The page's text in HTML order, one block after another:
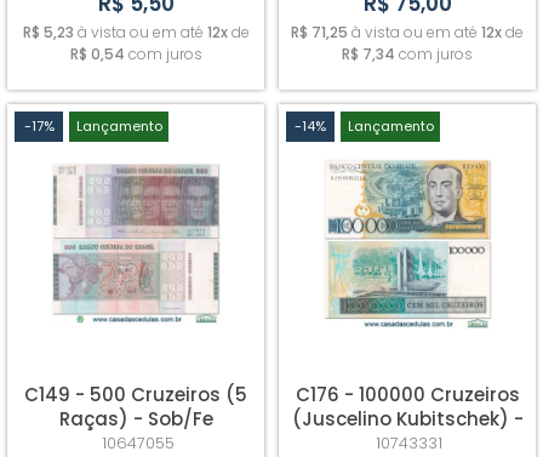
R$ 5,23 à vista ou em até 12xde
R$ 0,54 com juros
R$ 71,25 à vista ou em até 12xde
R$ 7,34 com juros
-17% Lançamento
C149 - 500 Cruzeiros (5
Raças) - Sob/Fe
10647055
-14% Lançamento
C176 - 100000 Cruzeiros
(Juscelino Kubitschek) -
Fe
10743331